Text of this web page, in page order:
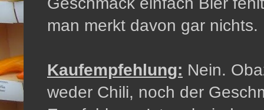
man merkt davon gar nichts.
Kaufempfehlung: Nein.
weder Chili, noch der